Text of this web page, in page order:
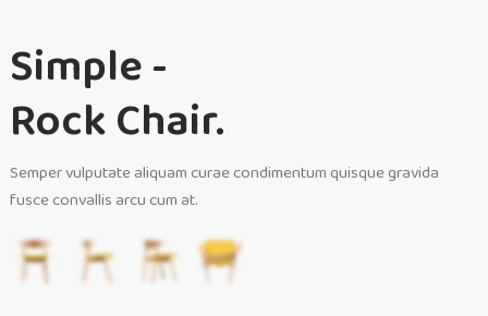
Simple -
Rock Chair.
Semper vulputate aliquam curae condimentum quisque gravida
fusce convallis arcu cum at.